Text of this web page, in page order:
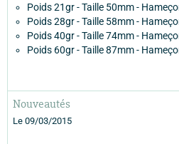
Poids 21gr - Taille 50mm -
Poids 28gr - Taille 58mm -
Poids 40gr - Taille 74mm -
Poids 60gr - Taille 87mm -
Nouveautés
Le 09/03/2015